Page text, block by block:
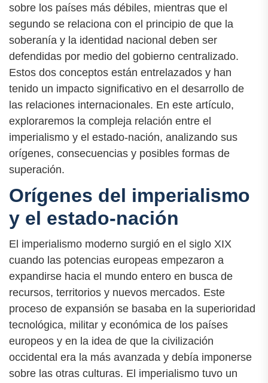
sobre los países más débiles, mientras que el
segundo se relaciona con el principio de que la
soberanía y la identidad nacional deben ser
defendidas por medio del gobierno centralizado.
Estos dos conceptos están entrelazados y han
tenido un impacto significativo en el desarrollo de
las relaciones internacionales. En este artículo,
exploraremos la compleja relación entre el
imperialismo y el estado-nación, analizando sus
orígenes, consecuencias y posibles formas de
superación.
Orígenes del imperialismo
y el estado-nación
El imperialismo moderno surgió en el siglo XIX
cuando las potencias europeas empezaron a
expandirse hacia el mundo entero en busca de
recursos, territorios y nuevos mercados. Este
proceso de expansión se basaba en la superioridad
tecnológica, militar y económica de los países
europeos y en la idea de que la civilización
occidental era la más avanzada y debía imponerse
sobre las otras culturas. El imperialismo tuvo un